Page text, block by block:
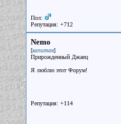
Пол:
Репутация: +712
Nemo
[капитан]
Прирожденный Джаец
Я люблю этот Форум!
Репутация: +114